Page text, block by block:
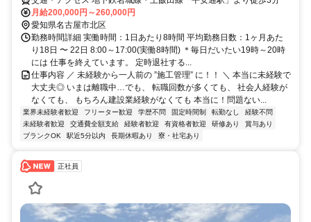
月給200,000円～260,000円
愛知県名古屋市北区
勤務時間詳細 実働時間：1日あたり8時間 平均勤務日数：1ヶ月あた
り18日 〜 22日 8:00～17:00(実働8時間) ＊毎日だいたい19時～20時
には 仕事を終えています。 定時退社する...
仕事内容 ／ 未経験から一人前の ”施工管理” に！！ ＼ 本当に未経験で
大丈夫◎ いまは離職中…でも、 転職回数が多くても、 社会人経験が
なくても、 もちろん建設業経験がなくても 本当に！問題ない...
業界未経験者歓迎 フリーター歓迎 学歴不問 固定時間制 転勤なし
経験不問
未経験者歓迎
交通費全額支給 経験者歓迎 有資格者歓迎 研修あり
賞与あり
ブランクOK
駅近5分以内 長期休暇あり 寮・社宅あり
正社員